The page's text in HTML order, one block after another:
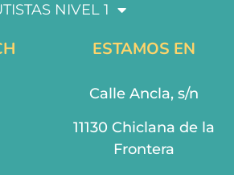
NIVEL 1
ESTAMOS EN
Calle Ancla, s/n
11130 Chiclana de la
Frontera